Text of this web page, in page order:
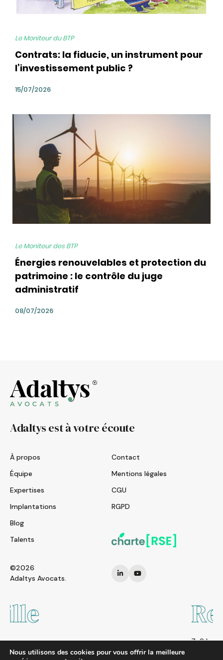
Le Moniteur du BTP
Contrats: la fiducie, un instrument pour
l’investissement public ?
15/07/2026
bg
Le Moniteur des BTP
Énergies renouvelables et protection du
patrimoine : le contrôle du juge
administratif
08/07/2026
Adaltys est à votre écoute
À propos
Équipe
Expertises
Implantations
Blog
Talents
Contact
Mentions légales
CGU
RGPD
©2026
Adaltys Avocats.
Rennes
7-9 boulevard Solférino
35000 RENNES
Nous utilisons des cookies pour vous offrir la meilleure